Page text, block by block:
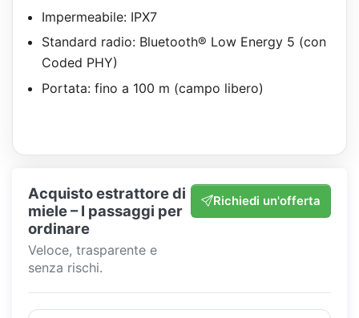
Impermeabile: IPX7
Standard radio: Bluetooth® Low Energy 5 (con
Coded PHY)
Portata: fino a 100 m (campo libero)
Acquisto estrattore di
miele – I passaggi per
ordinare
Veloce, trasparente e
senza rischi.
Richiedi un'offerta